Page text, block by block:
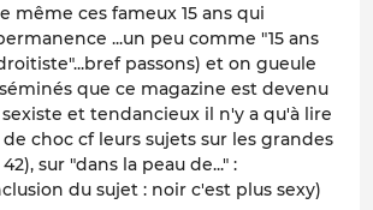
même ces fameux 15 ans qui
...un peu comme "15 ans
passons) et on gueule
que ce magazine est devenu
et tendancieux il n'y a qu'à lire
choc cf leurs sujets sur les grandes
sur "dans la peau de..." :
du sujet : noir c'est plus sexy)